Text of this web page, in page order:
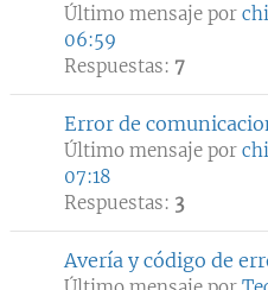
Último mensaje por
06:59
Respuestas: 7
Error de
Último mensaje por
07:18
Respuestas: 3
Avería y código de